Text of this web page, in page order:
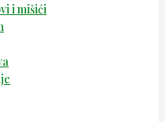
i mišići